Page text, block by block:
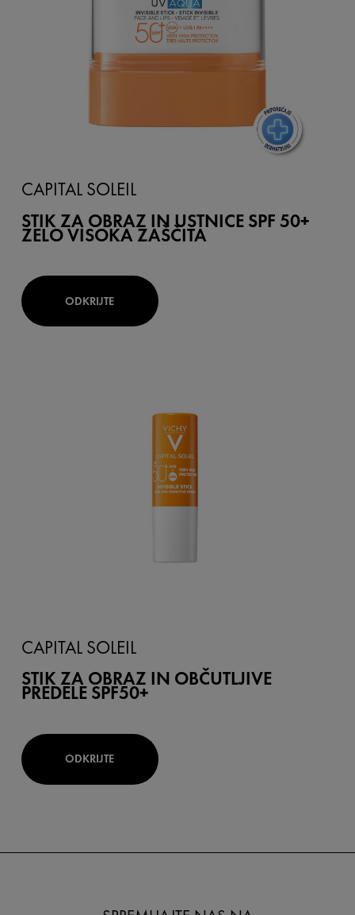
CAPITAL SOLEIL
STIK ZA OBRAZ IN USTNICE SPF 50+
ZELO VISOKA ZAŠČITA
ODKRIJTE
CAPITAL SOLEIL
STIK ZA OBRAZ IN OBČUTLJIVE
PREDELE SPF50+
ODKRIJTE